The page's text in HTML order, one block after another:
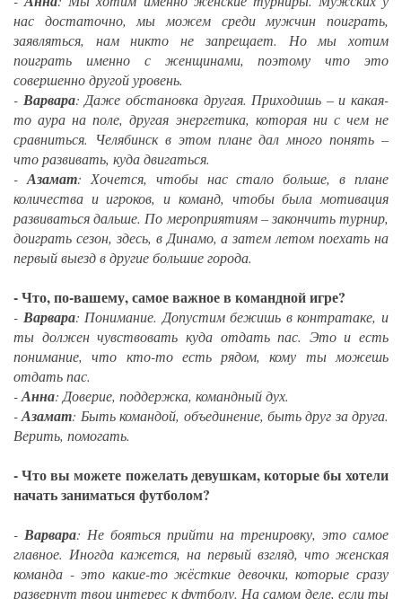
нас достаточно, мы можем среди мужчин поиграть,
заявляться, нам никто не запрещает. Но мы хотим
поиграть именно с женщинами, поэтому что это
совершенно другой уровень.
- Варвара: Даже обстановка другая. Приходишь – и какая-
то аура на поле, другая энергетика, которая ни с чем не
сравниться. Челябинск в этом плане дал много понять –
что развивать, куда двигаться.
- Азамат: Хочется, чтобы нас стало больше, в плане
количества и игроков, и команд, чтобы была мотивация
развиваться дальше. По мероприятиям – закончить турнир,
доиграть сезон, здесь, в Динамо, а затем летом поехать на
первый выезд в другие большие города.
- Что, по-вашему, самое важное в командной игре?
- Варвара: Понимание. Допустим бежишь в контратаке, и
ты должен чувствовать куда отдать пас. Это и есть
понимание, что кто-то есть рядом, кому ты можешь
отдать пас.
-Анна: Доверие, поддержка, командный дух.
-Азамат: Быть командой, объединение, быть друг за друга.
Верить, помогать.
- Что вы можете пожелать девушкам, которые бы хотели
начать заниматься футболом?
- Варвара: Не бояться прийти на тренировку, это самое
главное. Иногда кажется, на первый взгляд, что женская
команда - это какие-то жёсткие девочки, которые сразу
развернут твои интерес к футболу. На самом деле, если ты